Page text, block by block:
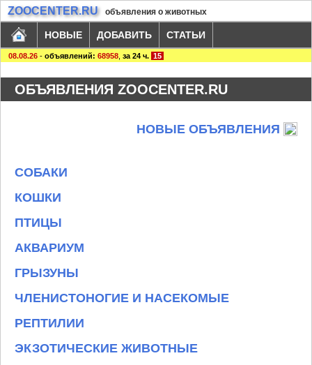
ZOOCENTER.RU объявления о животных
НОВЫЕ ДОБАВИТЬ СТАТЬИ
08.08.26 - объявлений: 68958 за 24 ч. 15
ОБЪЯВЛЕНИЯ ZOOCENTER.RU
НОВЫЕ ОБЪЯВЛЕНИЯ
СОБАКИ
КОШКИ
ПТИЦЫ
АКВАРИУМ
ГРЫЗУНЫ
ЧЛЕНИСТОНОГИЕ И НАСЕКОМЫЕ
РЕПТИЛИИ
ЭКЗОТИЧЕСКИЕ ЖИВОТНЫЕ